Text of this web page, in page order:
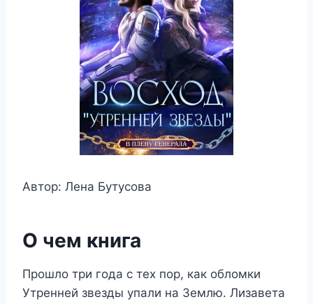
Автор: Лена Бутусова
О чем книга
Прошло три года с тех пор, как обломки
Утренней звезды упали на Землю. Лизавета